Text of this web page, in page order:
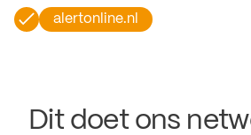
alertonline.nl
Dit doet ons